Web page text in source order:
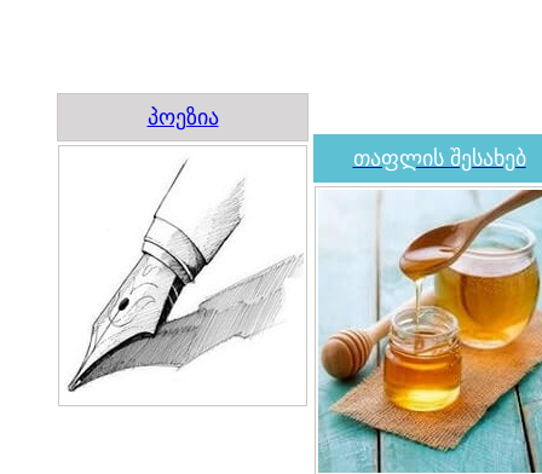
პოეზია
თაფლის შესახებ